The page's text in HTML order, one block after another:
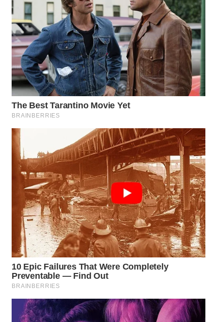
WN
PAKPAK
WN
KARAWANG
WN
BEKASI
WN
DEPOK
WN
TAPANULI
UTARA
WN
SAMOSIR
WN
PADANG